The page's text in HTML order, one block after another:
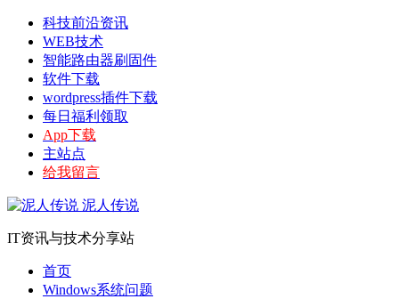
科技前沿资讯
WEB技术
智能路由器刷固件
软件下载
wordpress插件下载
每日福利领取
App下载
主站点
给我留言
泥人传说
IT资讯与技术分享站
首页
Windows系统问题